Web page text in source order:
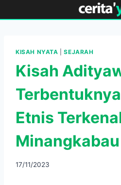
to
KISAH NYATA |SEJARAH
Kisah
Etnis
Minangkabau
17/11/2023